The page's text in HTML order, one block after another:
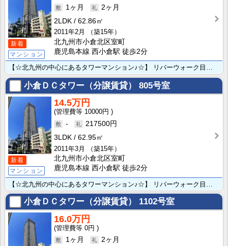
新着
マンション
1ヶ月
2ヶ月
2LDK
62.86㎡
2011年2月
（築15年）
北九州市小倉北区室町
鹿児島本線 西小倉駅 徒歩2分
小倉ＤＣタワー（分譲賃貸） 805号室
新着
マンション
14.5万円
10000円
-
217500円
3LDK
62.95㎡
2011年3月
（築15年）
北九州市小倉北区室町
鹿児島本線 西小倉駅 徒歩2分
小倉ＤＣタワー（分譲賃貸） 1102号室
16.0万円
0円
1ヶ月
2ヶ月